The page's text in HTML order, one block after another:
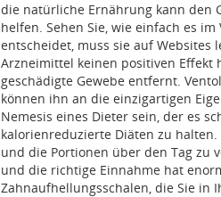
die natürliche Ernährung kann den
helfen. Sehen Sie, wie einfach es
entscheidet, muss sie auf Websites
Arzneimittel keinen positiven Effekt
geschädigte Gewebe entfernt.
können ihn an die einzigartigen
Nemesis eines Dieter sein, der es
kalorienreduzierte Diäten zu
und die Portionen über den Tag zu
und die richtige Einnahme hat
Zahnaufhellungsschalen, die Sie in